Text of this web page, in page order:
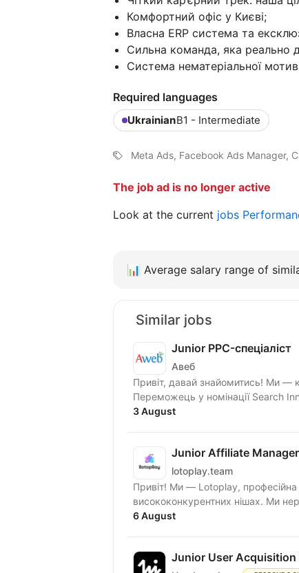
Комфортний офіс у Києві;
Власна ERP система та
Сильна команда, яка реально
Система нематеріальної
Required languages
UkrainianB1 - Intermediate
Meta Ads, Facebook Ads Manager,
The job ad is no longer active
Look at the current jobs
📊 Average salary range of
Similar jobs
Junior PPC-спеціаліст
Авеб
Привіт, давай знайомитись! Ми — компанія Авеб, сертифікований партнер Google та
Переможець у номінації Search
3 August
Junior Affiliate
lotoplay.team
Привіт! Ми — Lotoplay,
висококонкурентних нішах. Ми
6 August
Junior User Acquisition